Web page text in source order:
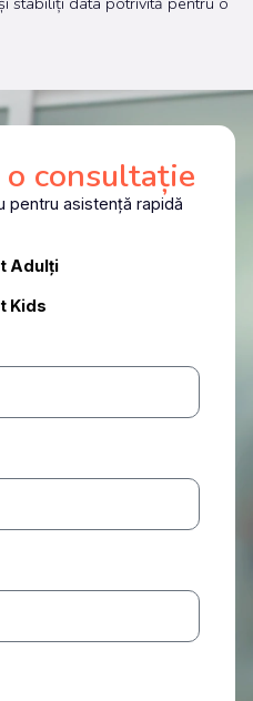
o consultație
pentru asistență rapidă
Adulți
Kids